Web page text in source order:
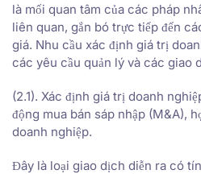
là mối quan tâm của các pháp
liên quan, gắn bó trực tiếp đến
giá. Nhu cầu xác định giá trị
các yêu cầu quản lý và các giao
(2.1). Xác định giá trị doanh
động mua bán sáp nhập (M&A),
doanh nghiệp.
Đây là loại giao dịch diễn ra có